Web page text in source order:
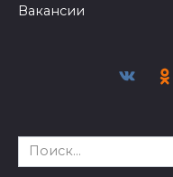
Вакансии
Search
for: